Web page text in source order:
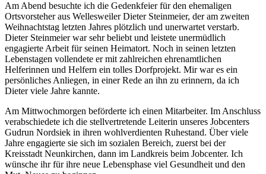
Am Abend besuchte ich die Gedenkfeier für den ehemaligen
Ortsvorsteher aus Wellesweiler Dieter Steinmeier, der am zweiten
Weihnachtstag letzten Jahres plötzlich und unerwartet verstarb.
Dieter Steinmeier war sehr beliebt und leistete unermüdlich
engagierte Arbeit für seinen Heimatort. Noch in seinen letzten
Lebenstagen vollendete er mit zahlreichen ehrenamtlichen
Helferinnen und Helfern ein tolles Dorfprojekt. Mir war es ein
persönliches Anliegen, in einer Rede an ihn zu erinnern, da ich
Dieter viele Jahre kannte.
Am Mittwochmorgen beförderte ich einen Mitarbeiter. Im Anschluss
verabschiedete ich die stellvertretende Leiterin unseres Jobcenters
Gudrun Nordsiek in ihren wohlverdienten Ruhestand. Über viele
Jahre engagierte sie sich im sozialen Bereich, zuerst bei der
Kreisstadt Neunkirchen, dann im Landkreis beim Jobcenter. Ich
wünsche ihr für ihre neue Lebensphase viel Gesundheit und den